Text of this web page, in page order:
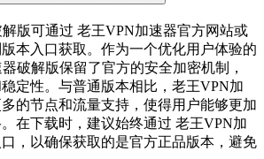
版可通过 老王VPN加速器官方网站或
本入口获取。作为一个优化用户体验的
破解版保留了官方的安全加密机制，
定性。与普通版本相比，老王VPN加
的节点和流量支持，使得用户能够更加
在下载时，建议始终通过 老王VPN加
，以确保获取的是官方正品版本，避免